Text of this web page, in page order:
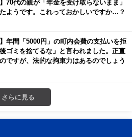
70代の親が「年金を受け取らないまま」
ようです。これっておかしいですか…？
】年間「5000円」の町内会費の支払いを拒
ゴミを捨てるな」と言われました。正直
ですが、法的な拘束力はあるのでしょう
さらに見る